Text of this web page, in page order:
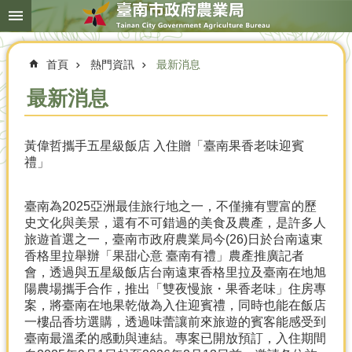
跳到主要內容區塊
搜
尋
進
本
局
業
概
優
選
農
首頁 熱門資訊 最新消息
最新消息
黃偉哲攜手五星級飯店 入住贈「臺南果香老味迎賓
禮」
臺南為2025亞洲最佳旅行地之一，不僅擁有豐富的歷
史文化與美景，還有不可錯過的美食及農產，是許多人
旅遊首選之一，臺南市政府農業局今(26)日於台南遠東
香格里拉舉辦「果甜心意 臺南有禮」農產推廣記者
會，透過與五星級飯店台南遠東香格里拉及臺南在地旭
陽農場攜手合作，推出「雙夜慢旅・果香老味」住房專
案，將臺南在地果乾做為入住迎賓禮，同時也能在飯店
一樓品香坊選購，透過味蕾讓前來旅遊的賓客能感受到
臺南最溫柔的感動與連結。專案已開放預訂，入住期間